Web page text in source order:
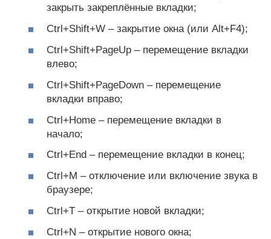
закрыть закреплённые вкладки;
Ctrl+Shift+W – закрытие окна (или Alt+F4);
Ctrl+Shift+PageUp – перемещение вкладки
влево;
Ctrl+Shift+PageDown – перемещение
вкладки вправо;
Ctrl+Home – перемещение вкладки в
начало;
Ctrl+End – перемещение вкладки в конец;
Ctrl+M – отключение или включение звука в
браузере;
Ctrl+T – открытие новой вкладки;
Ctrl+N – открытие нового окна;